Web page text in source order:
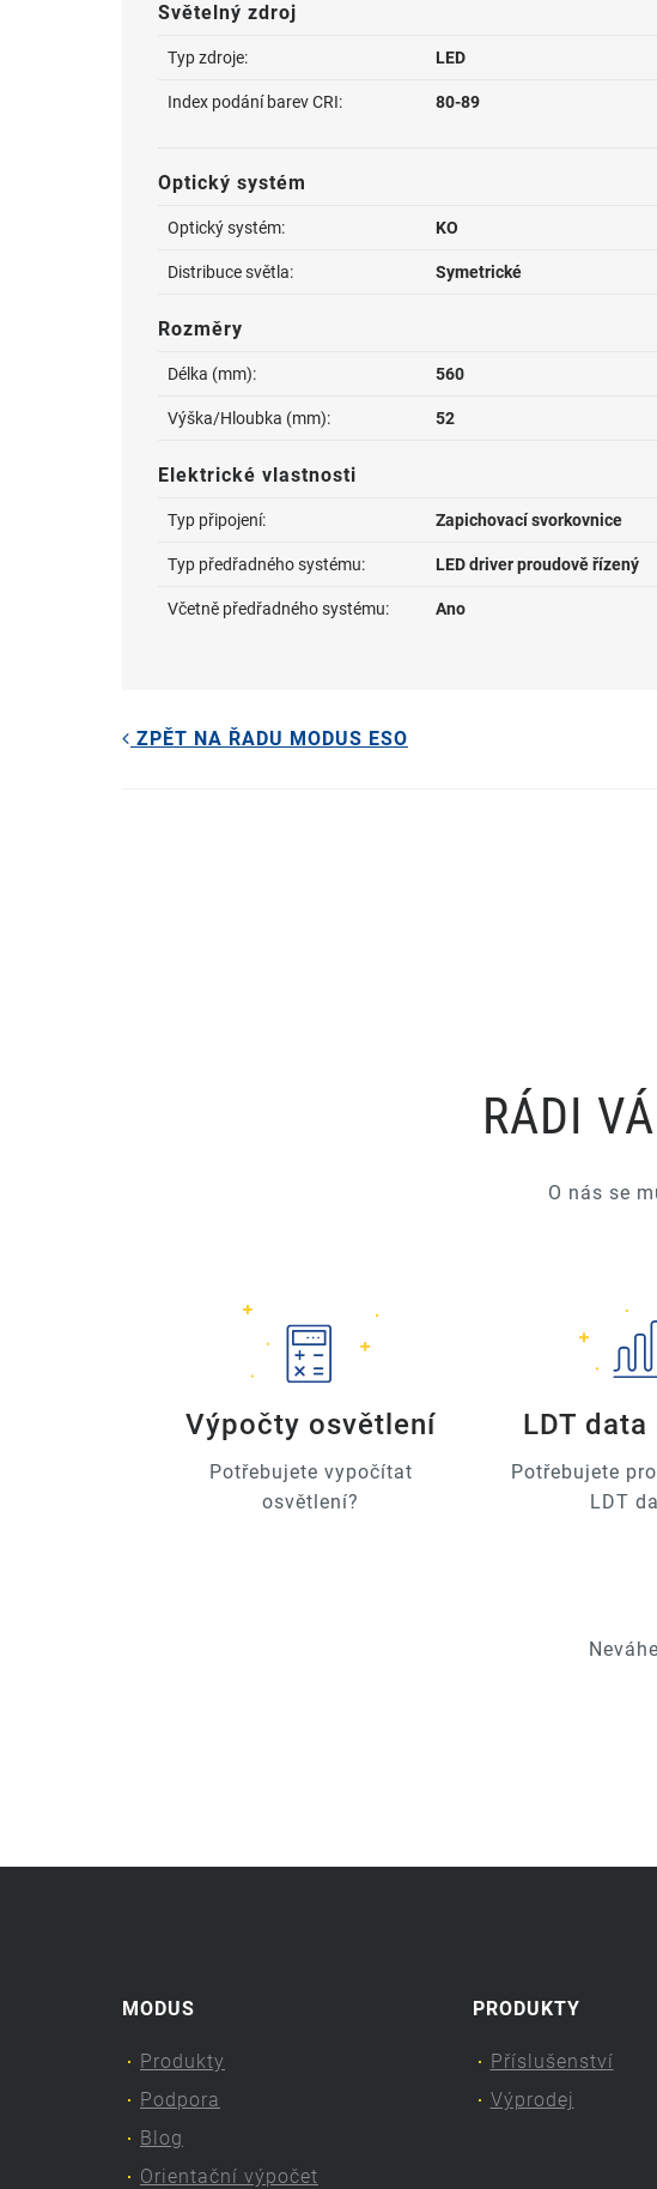
Světelný zdroj
Typ zdroje: LED
Index podání barev CRI: 80-89
Optický systém
Optický systém: KO
Distribuce světla: Symetrické
Rozměry
Délka (mm): 560
Výška/Hloubka (mm): 52
Elektrické vlastnosti
Typ připojení: Zapichovací svorkovnice
Typ předřadného systému: LED driver proudově řízený
Včetně předřadného systému: Ano
ZPĚT NA ŘADU MODUS ESO
RÁDI
O nás se
Výpočty osvětlení
Potřebujete vypočítat
osvětlení?
LDT data
Potřebujete
LDT
MODUS
Produkty
Podpora
Blog
Orientační výpočet
PRODUKTY
Příslušenství
Výprodej